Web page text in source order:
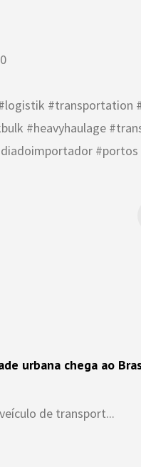
#heavyhaulage
#portos
urbana chega ao
de transport...